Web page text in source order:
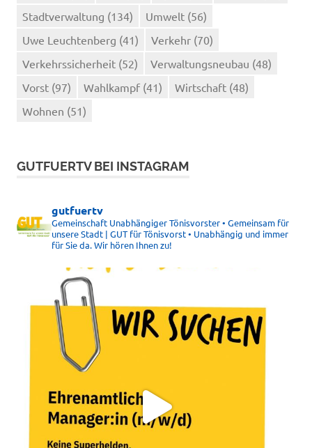
Stadtverwaltung (134) Umwelt (56)
Uwe Leuchtenberg (41) Verkehr (70)
Verkehrssicherheit (52) Verwaltungsneubau (48)
Vorst (97) Wahlkampf (41) Wirtschaft (48)
Wohnen (51)
GUTFUERTV BEI INSTAGRAM
gutfuertv
Gemeinschaft Unabhängiger Tönisvorster • Gemeinsam für
unsere Stadt | GUT für Tönisvorst • Unabhängig und immer
für Sie da. Wir hören Ihnen zu!